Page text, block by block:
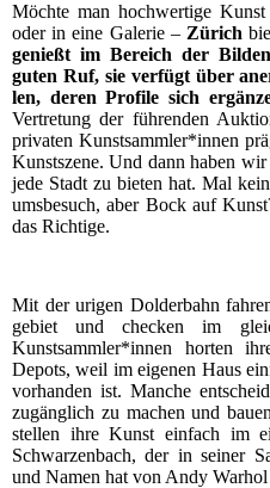
Möch­te man hoch­wer­ti­ge
oder in eine Gale­rie – Zürich
genießt im Bereich der
guten Ruf, sie ver­fügt über
len, deren Pro­fi­le sich
Ver­tre­tung der füh­ren­den
pri­va­ten Kunstsammler*innen
Kunst­sze­ne. Und dann haben
jede Stadt zu bie­ten hat. Mal
ums­be­such, aber Bock auf
das Richtige.
Mit der uri­gen Dol­der­bahn
ge­biet und che­cken im
Kunstsammler*innen hor­ten
Depots, weil im eige­nen Haus
vor­han­den ist. Man­che
zugäng­lich zu machen und
stel­len ihre Kunst ein­fach im
Schwar­zen­bach, der in sei­ner
und Namen hat von Andy